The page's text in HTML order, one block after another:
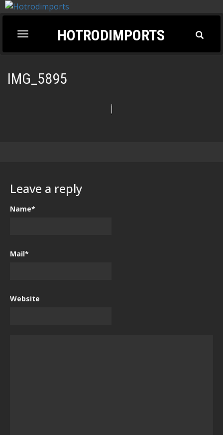
Toggle
navigation
HOTRODIMPORTS
IMG_5895
Leave a reply
Name*
Mail*
Website